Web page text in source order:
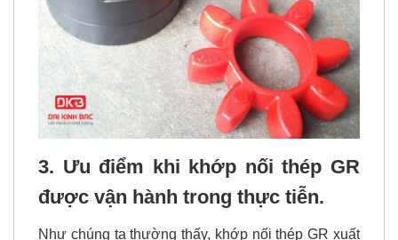
3. Ưu điểm khi khớp nối thép GR
được vận hành trong thực tiễn.
Như chúng ta thường thấy, khớp nối thép GR xuất